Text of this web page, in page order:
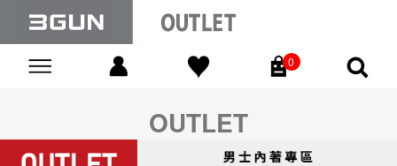
0
OUTLET